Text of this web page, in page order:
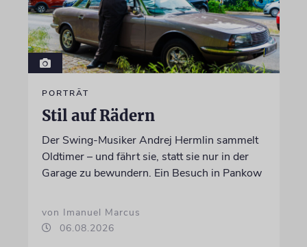
PORTRÄT
Stil auf Rädern
Der Swing-Musiker Andrej Hermlin sammelt
Oldtimer – und fährt sie, statt sie nur in der
Garage zu bewundern. Ein Besuch in Pankow
von Imanuel Marcus
06.08.2026